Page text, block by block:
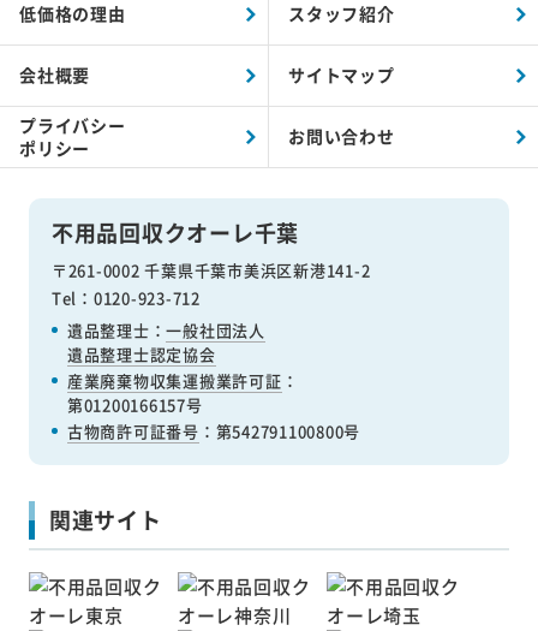
不用品回収クオーレ千葉
〒261-0002 千葉県千葉市美浜区新港141-2
Tel：0120-923-712
遺品整理士：一般社団法人
遺品整理士認定協会
産業廃棄物収集運搬業許可証 ：
第01200166157号
古物商許可証番号 ：第542791100800号
低価格の理由 スタッフ紹介
会社概要 サイトマップ
プライバシー
ポリシー
お問い合わせ
関連サイト